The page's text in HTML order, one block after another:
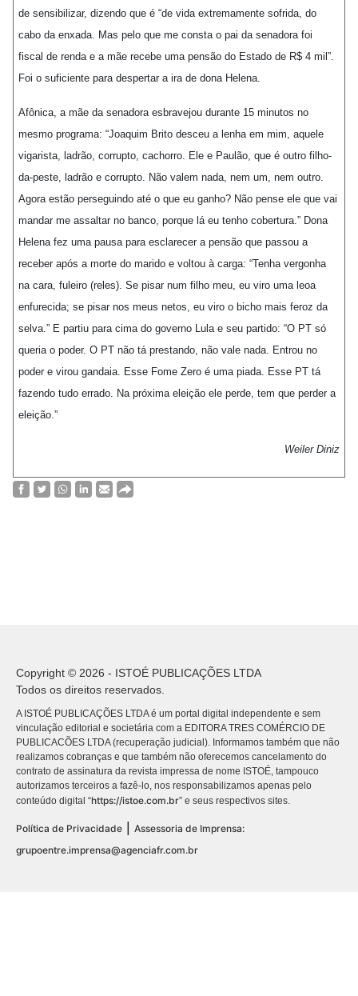
de sensibilizar, dizendo que é “de vida extremamente sofrida, do
cabo da enxada. Mas pelo que me consta o pai da senadora foi
fiscal de renda e a mãe recebe uma pensão do Estado de R$ 4 mil”.
Foi o suficiente para despertar a ira de dona Helena.
Afônica, a mãe da senadora esbravejou durante 15 minutos no
mesmo programa: “Joaquim Brito desceu a lenha em mim, aquele
vigarista, ladrão, corrupto, cachorro. Ele e Paulão, que é outro filho-
da-peste, ladrão e corrupto. Não valem nada, nem um, nem outro.
Agora estão perseguindo até o que eu ganho? Não pense ele que vai
mandar me assaltar no banco, porque lá eu tenho cobertura.” Dona
Helena fez uma pausa para esclarecer a pensão que passou a
receber após a morte do marido e voltou à carga: “Tenha vergonha
na cara, fuleiro (reles). Se pisar num filho meu, eu viro uma leoa
enfurecida; se pisar nos meus netos, eu viro o bicho mais feroz da
selva.” E partiu para cima do governo Lula e seu partido: “O PT só
queria o poder. O PT não tá prestando, não vale nada. Entrou no
poder e virou gandaia. Esse Fome Zero é uma piada. Esse PT tá
fazendo tudo errado. Na próxima eleição ele perde, tem que perder a
eleição.”
Weiler Diniz
Copyright © 2026 - ISTOÉ PUBLICAÇÕES LTDA
Todos os direitos reservados.
A ISTOÉ PUBLICAÇÕES LTDA é um portal digital independente e sem
vinculação editorial e societária com a EDITORA TRES COMÉRCIO DE
PUBLICACÕES LTDA (recuperação judicial). Informamos também que não
realizamos cobranças e que também não oferecemos cancelamento do
contrato de assinatura da revista impressa de nome ISTOÉ, tampouco
autorizamos terceiros a fazê-lo, nos responsabilizamos apenas pelo
conteúdo digital “https://istoe.com.br” e seus respectivos sites.
Política de Privacidade
Assessoria de Imprensa:
grupoentre.imprensa@agenciafr.com.br